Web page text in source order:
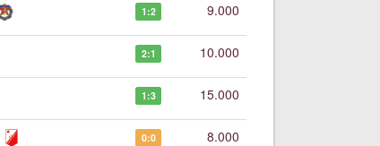
1:2 9.000
2:1 10.000
1:3 15.000
0:0 8.000